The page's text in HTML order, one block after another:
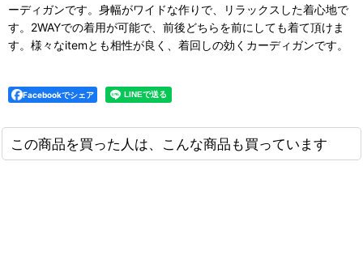
ーディガンです。身幅がワイドな作りで、リラックスした着心地で
す。2WAYでの着用が可能で、前後どちらを前にしても着て頂けま
す。様々なitemとも相性が良く、着回しの効くカーディガンです。
Facebookでシェア
この商品を買った人は、こんな商品も買っています